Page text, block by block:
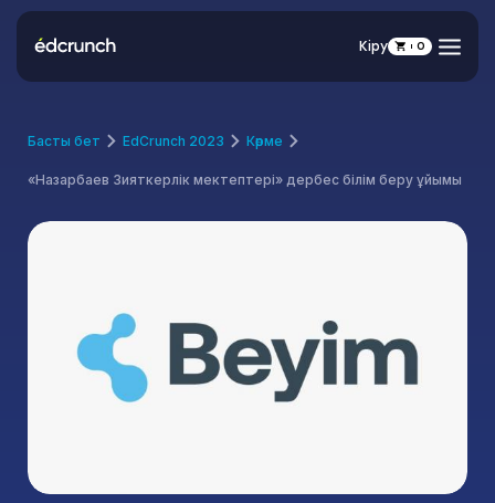
Кіру 0
Басты бет EdCrunch 2023 Көрме
«Назарбаев Зияткерлік мектептері» дербес білім беру ұйымы